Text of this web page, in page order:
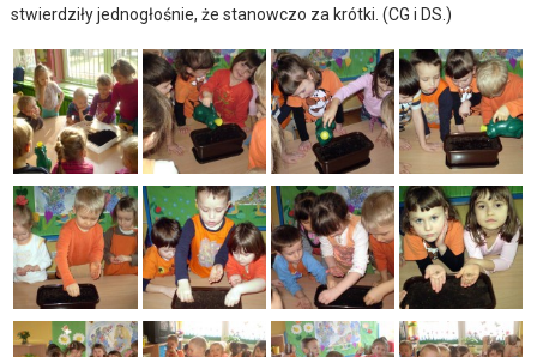
stwierdziły jednogłośnie, że stanowczo za krótki. (CG i DS.)